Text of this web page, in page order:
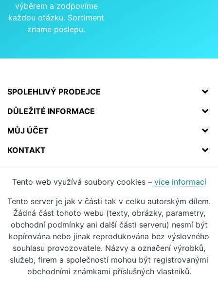
výběrem a zodpovíme
každou otázku. Sortiment
známe poslepu.
SPOLEHLIVÝ PRODEJCE
DŮLEŽITÉ INFORMACE
MŮJ ÚČET
KONTAKT
Tento web využívá soubory cookies – více informací
Tento server je jak v části tak v celku autorským dílem.
Žádná část tohoto webu (texty, obrázky, parametry,
obchodní podmínky ani další části serveru) nesmí být
kopírována nebo jinak reprodukována bez výslovného
souhlasu provozovatele. Názvy a označení výrobků,
služeb, firem a společností mohou být registrovanými
obchodními známkami příslušných vlastníků.